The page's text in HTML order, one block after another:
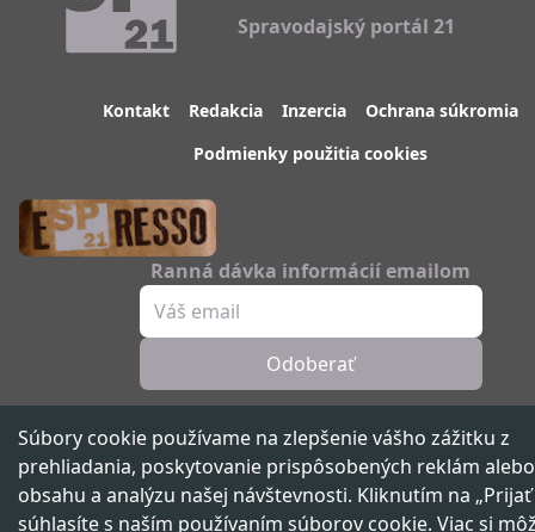
Súbory cookie používame na zlepšenie vášho zážitku z
prehliadania, poskytovanie prispôsobených reklám alebo
obsahu a analýzu našej návštevnosti. Kliknutím na „Prijať
súhlasíte s naším používaním súborov cookie. Viac si
Spravodajský portál 21
Kontakt Redakcia Inzercia
Ochrana súkromia
Podmienky použitia cookies
Ranná dávka informácií emailom
Odoberať
Sledujte nás
Spravodajský portál 21. storočia ™ ©2026 Všetky práva vyhradené